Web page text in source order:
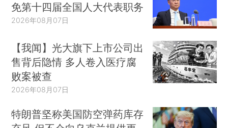
免第十四届全国人大代表职务
2026年08月07日
【我闻】光大旗下上市公司出
售背后隐情 多人卷入医疗腐
败案被查
2026年08月07日
特朗普坚称美国防空弹药库存